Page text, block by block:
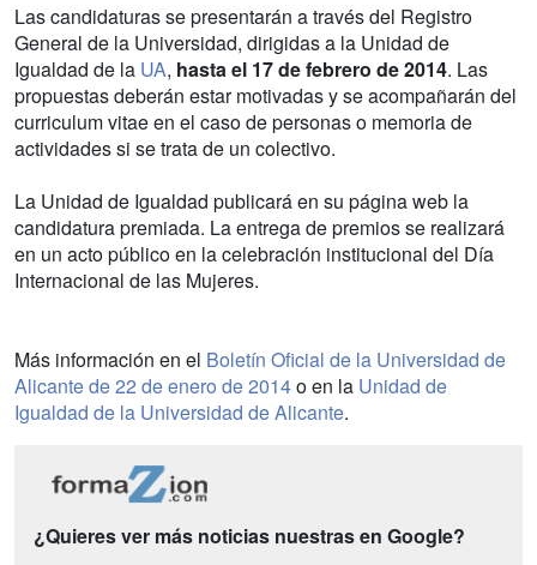
Las candidaturas se presentarán a través del Registro
General de la Universidad, dirigidas a la Unidad de
Igualdad de la UA, hasta el 17 de febrero de 2014. Las
propuestas deberán estar motivadas y se acompañarán del
curriculum vitae en el caso de personas o memoria de
actividades si se trata de un colectivo.
La Unidad de Igualdad publicará en su página web la
candidatura premiada. La entrega de premios se realizará
en un acto público en la celebración institucional del Día
Internacional de las Mujeres.
Más información en el Boletín Oficial de la Universidad de
Alicante de 22 de enero de 2014o en la Unidad de
Igualdad de la Universidad de Alicante.
¿Quieres ver más noticias nuestras en Google?